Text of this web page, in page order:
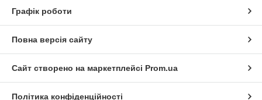
Графік роботи
Повна версія сайту
Сайт створено на маркетплейсі Prom.ua
Політика конфіденційності